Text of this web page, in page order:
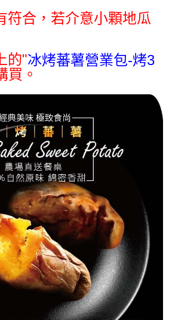
符合，若介意小顆地瓜
的"冰烤蕃薯營業包-烤3
買。